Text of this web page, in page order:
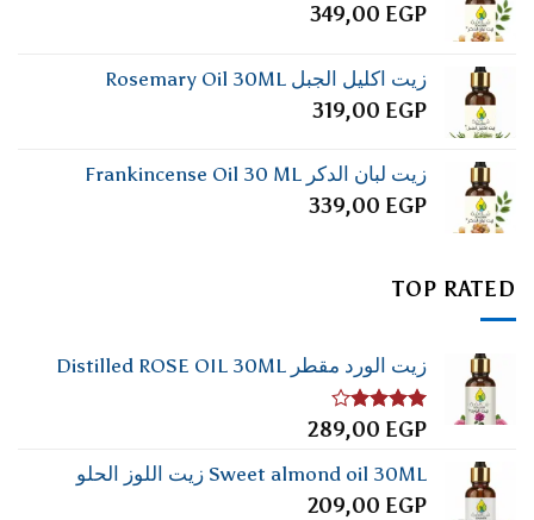
349,00 EGP
زيت اكليل الجبل Rosemary Oil 30ML
319,00 EGP
زيت لبان الدكر Frankincense Oil 30 ML
339,00 EGP
TOP RATED
زيت الورد مقطر Distilled ROSE OIL 30ML
تم
4.00من
5
289,00 EGP
Sweet almond oil 30ML زيت اللوز الحلو
209,00 EGP